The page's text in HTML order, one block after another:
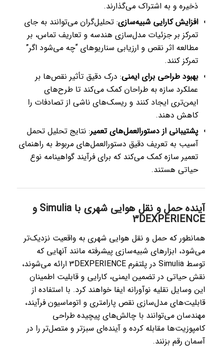
ذخیره و به اشتراک می‌گذارند.
افزایش کارایی شبیه‌سازی: تحلیل‌گران می‌توانند به جای
تمرکز بر جزئیات مدل‌سازی هندسه و تعاریف تماس، بر
مطالعه اثر نقص و ارزیابی سناریوهای “چه می‌شود اگر”
تمرکز کنند.
بهبود طراحی برای ایمنی: درک دقیق تأثیر نقص‌ها بر
عملکرد سازه به طراحان کمک می‌کند تا طرح‌های
ایمن‌تری ایجاد کنند و ریسک‌های ناشی از تصادفات را
کاهش دهند.
پشتیبانی از دستورالعمل‌های تعمیر: نتایج تحلیل تحمل
آسیب به تعریف دقیق دستورالعمل‌های مربوط به راهنمای
تعمیر سازه کمک می‌کند که برای فرآیند گواهینامه نوع
حیاتی هستند.
آینده حمل و نقل هوایی شهری با Simulia و
3DEXPERIENCE
همانطور که حمل و نقل هوایی شهری به واقعیت نزدیک‌تر
می‌شود، ابزارهای شبیه‌سازی پیشرفته مانند آنهایی که
توسط Simulia در پلتفرم 3DEXPERIENCE ارائه می‌شوند،
نقش حیاتی در تضمین ایمنی، کارایی و قابلیت اطمینان
این وسایل نقلیه نوآورانه ایفا خواهند کرد. با استفاده از
قابلیت‌های مدل‌سازی نقص پارامتری و اتوماسیون فرآیند،
مهندسان می‌توانند با چالش‌های پیچیده طراحی
کامپوزیت‌ها مقابله کرده و آینده‌ای سبزتر و متصل‌تر را در
آسمان رقم بزنند.